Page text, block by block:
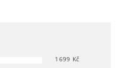
1699 Kč